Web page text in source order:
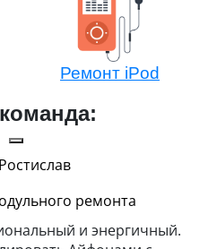
Ремонт iPod
Ростислав
ремонта
и энергичный.